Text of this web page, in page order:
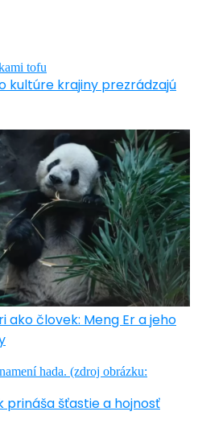
kultúre krajiny prezrádzajú
ako človek: Meng Er a jeho
prináša šťastie a hojnosť